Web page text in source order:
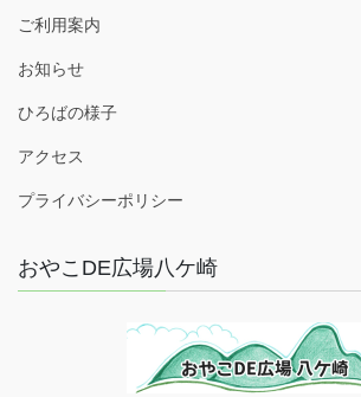
ご利用案内
お知らせ
ひろばの様子
アクセス
プライバシーポリシー
おやこDE広場八ケ崎